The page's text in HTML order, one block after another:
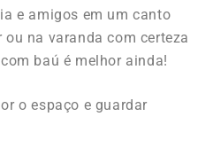
e amigos em um canto
na varanda com certeza
baú é melhor ainda!
o espaço e guardar